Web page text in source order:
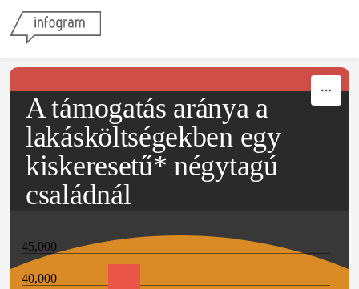
A támogatás aránya a
lakásköltségekben egy
kiskeresetű* négytagú
családnál
45,000
40,000